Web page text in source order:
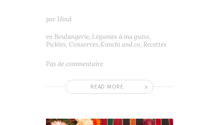
READ MORE
par Hind
en Boulangerie, Légumes à ma guise,
Pickles, Conserves,Kimchi and co, Recettes
Pas de commentaire